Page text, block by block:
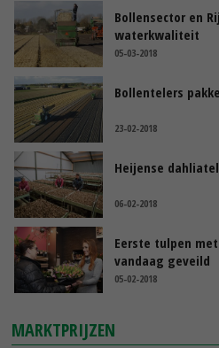
Bollensector en
waterkwaliteit
05-03-2018
Bollentelers
23-02-2018
Heijense
06-02-2018
Eerste tulpen
vandaag geveild
05-02-2018
MARKTPRIJZEN